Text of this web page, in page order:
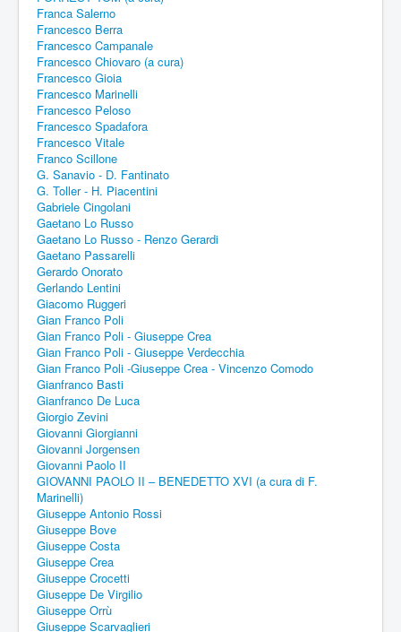
Franca Salerno
Francesco Berra
Francesco Campanale
Francesco Chiovaro (a cura)
Francesco Gioia
Francesco Marinelli
Francesco Peloso
Francesco Spadafora
Francesco Vitale
Franco Scillone
G. Sanavio - D. Fantinato
G. Toller - H. Piacentini
Gabriele Cingolani
Gaetano Lo Russo
Gaetano Lo Russo - Renzo Gerardi
Gaetano Passarelli
Gerardo Onorato
Gerlando Lentini
Giacomo Ruggeri
Gian Franco Poli
Gian Franco Poli - Giuseppe Crea
Gian Franco Poli - Giuseppe Verdecchia
Gian Franco Poli -Giuseppe Crea - Vincenzo Comodo
Gianfranco Basti
Gianfranco De Luca
Giorgio Zevini
Giovanni Giorgianni
Giovanni Jorgensen
Giovanni Paolo II
GIOVANNI PAOLO II – BENEDETTO XVI (a cura di F.
Marinelli)
Giuseppe Antonio Rossi
Giuseppe Bove
Giuseppe Costa
Giuseppe Crea
Giuseppe Crocetti
Giuseppe De Virgilio
Giuseppe Orrù
Giuseppe Scarvaglieri